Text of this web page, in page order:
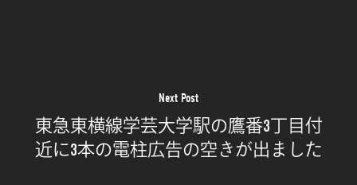
Next Post
東急東横線学芸大学駅の鷹番3丁目付
近に3本の電柱広告の空きが出ました